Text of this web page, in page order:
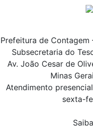
Prefeitura de Contagem
Subsecretaria do
Av. João Cesar de
Minas
Atendimento
sexta-